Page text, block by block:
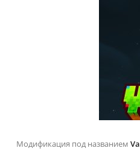
Модификация под названием